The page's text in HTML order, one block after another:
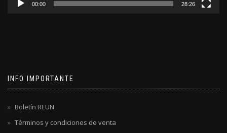
00:00 28:26
INFO IMPORTANTE
Boletín REUN
Términos y condiciones de venta